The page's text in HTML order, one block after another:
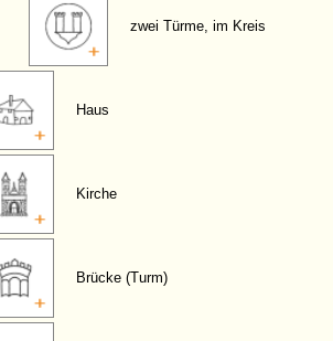
zwei Türme, im Kreis
Haus
Kirche
Brücke (Turm)